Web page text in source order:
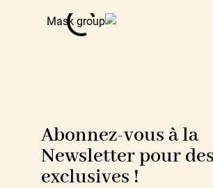
Abonnez-vous à la
Newsletter pour
exclusives !